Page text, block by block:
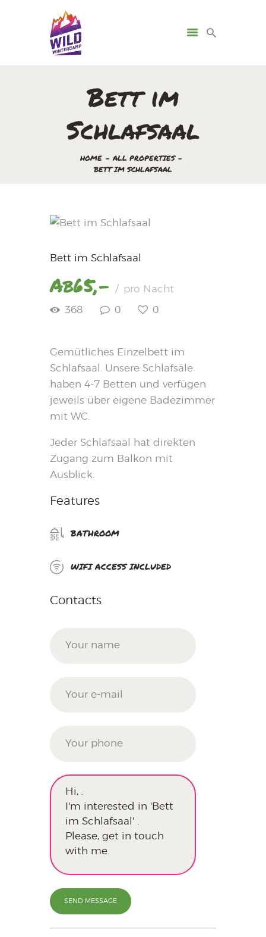
Bett im
Schlafsaal
HOME
ALL PROPERTIES
BETT IM SCHLAFSAAL
Bett im Schlafsaal
Ab65,-
pro Nacht
368
0 0
Gemütliches Einzelbett im
Schlafsaal. Unsere Schlafsäle
haben 4-7 Betten und verfügen
jeweils über eigene Badezimmer
mit WC.
Jeder Schlafsaal hat direkten
Zugang zum Balkon mit
Ausblick.
Features
BATHROOM
WIFI ACCESS INCLUDED
Contacts
SEND MESSAGE